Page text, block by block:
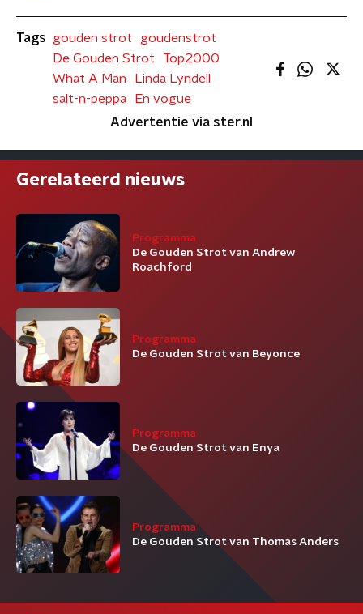
Tags gouden strot
goudenstrot
De Gouden Strot
Top2000
What A Man
Linda Lyndell
salt-n-peppa
En vogue
Advertentie via ster.nl
Gerelateerd nieuws
Programma
De Gouden Strot van Andrew
Roachford
Programma
De Gouden Strot van Beyonce
Programma
De Gouden Strot van Enya
Programma
De Gouden Strot van Thomas Anders